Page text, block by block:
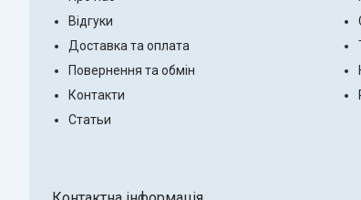
Відгуки
Доставка та оплата
Повернення та обмін
Контакти
Статьи